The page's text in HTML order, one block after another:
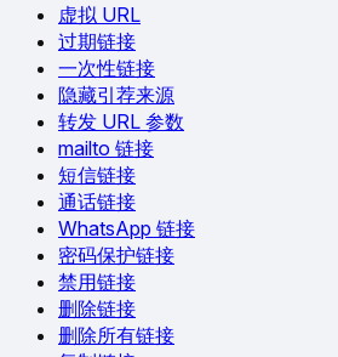
虚拟 URL
过期链接
一次性链接
隐藏引荐来源
转发 URL 参数
mailto 链接
短信链接
通话链接
WhatsApp 链接
密码保护链接
禁用链接
删除链接
删除所有链接